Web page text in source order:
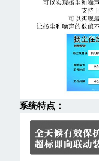
系统特点：